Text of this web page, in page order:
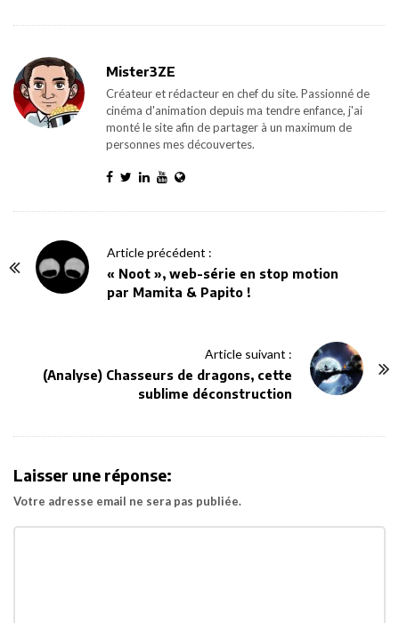
Mister3ZE
Créateur et rédacteur en chef du site. Passionné de
cinéma d'animation depuis ma tendre enfance, j'ai
monté le site afin de partager à un maximum de
personnes mes découvertes.
Article précédent :
« Noot », web-série en stop motion
par Mamita & Papito !
Article suivant :
(Analyse) Chasseurs de dragons, cette
sublime déconstruction
Laisser une réponse:
Votre adresse email ne sera pas publiée.